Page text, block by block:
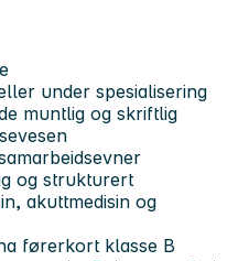
under spesialisering
muntlig og skriftlig
og strukturert
akuttmedisin og
førerkort klasse B